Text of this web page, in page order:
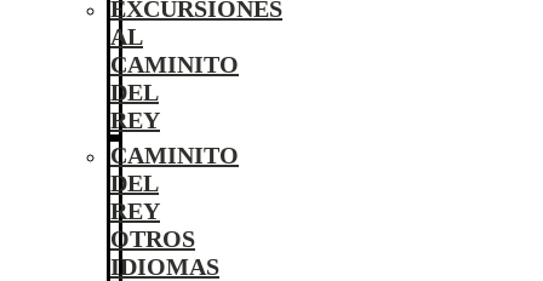
EXCURSIONES
AL
CAMINITO
DEL
REY
CAMINITO
DEL
REY
OTROS
IDIOMAS